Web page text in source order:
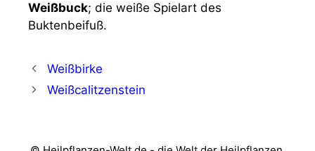
Weiß­buck; die wei­ße Spiel­art des
Buktenbeifuß.
Weißbirke
Weißcalitzenstein